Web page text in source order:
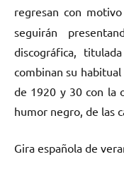
regresan con
seguirán
discográfica,
combinan su
de 1920 y 30 con la
humor negro, de las
Gira española de